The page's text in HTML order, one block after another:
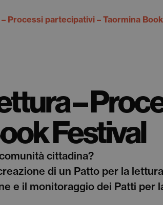
Processi partecipativi – Taormina
–
Festival
cittadina?
di un Patto per la
e il monitoraggio dei Patti per